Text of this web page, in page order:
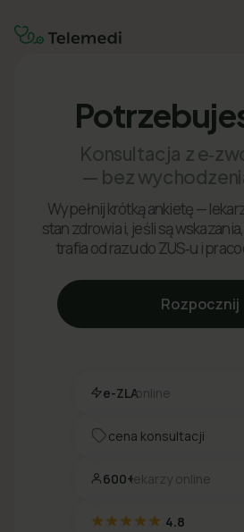
Konsultacja z
— bez
Wypełnij krótką ankietę —
stan zdrowia i, jeśli są
trafia od razu do ZUS‑u i
Rozpocznij
e-ZLAonline
cena konsultacji
600+lekarzy online
4.8